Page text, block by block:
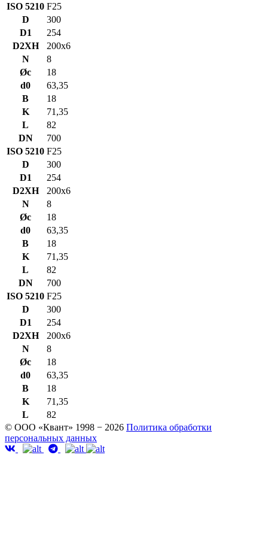
ISO 5210 F25
D
300
D1
254
D2XH
200x6
N
8
Øc
18
d0
63,35
B
18
K
71,35
L
82
DN
700
ISO 5210 F25
D
300
D1
254
D2XH
200x6
N
8
Øc
18
d0
63,35
B
18
K
71,35
L
82
DN
700
ISO 5210 F25
D
300
D1
254
D2XH
200x6
N
8
Øc
18
d0
63,35
B
18
K
71,35
L
82
© ООО «Квант» 1998 − 2026 Политика обработки
персональных данных